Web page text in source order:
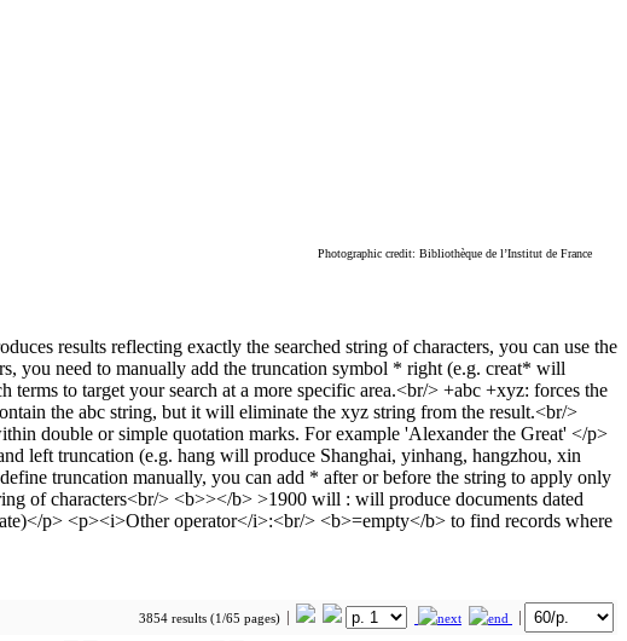
Photographic credit: Bibliothèque de l’Institut de France
3854 results (1/65 pages)